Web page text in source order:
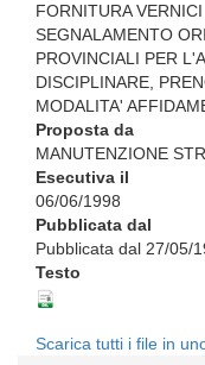
FORNITURA
SEGNALAMENTO
PROVINCIALI PER
DISCIPLINARE,
MODALITA'
Proposta da
MANUTENZIONE
Esecutiva il
06/06/1998
Pubblicata dal
Pubblicata dal 27/05/
Testo
Scarica tutti i file in